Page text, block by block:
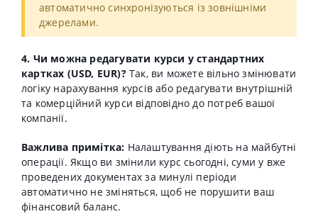
автоматично синхронізуються із зовнішніми
джерелами.
4. Чи можна редагувати курси у стандартних
картках (USD, EUR)?Так, ви можете вільно змінювати
логіку нарахування курсів або редагувати внутрішній
та комерційний курси відповідно до потреб вашої
компанії.
Важлива примітка: Налаштування діють на майбутні
операції. Якщо ви змінили курс сьогодні, суми у вже
проведених документах за минулі періоди
автоматично не зміняться, щоб не порушити ваш
фінансовий баланс.